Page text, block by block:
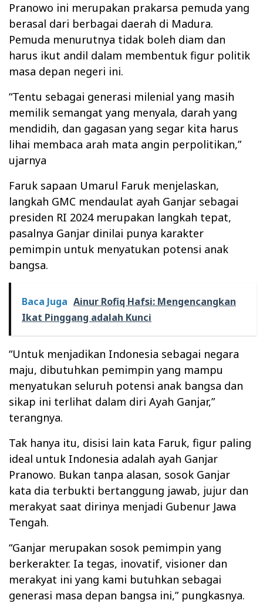
Pranowo ini merupakan prakarsa pemuda yang
berasal dari berbagai daerah di Madura.
Pemuda menurutnya tidak boleh diam dan
harus ikut andil dalam membentuk figur politik
masa depan negeri ini.
“Tentu sebagai generasi milenial yang masih
memilik semangat yang menyala, darah yang
mendidih, dan gagasan yang segar kita harus
lihai membaca arah mata angin perpolitikan,”
ujarnya
Faruk sapaan Umarul Faruk menjelaskan,
langkah GMC mendaulat ayah Ganjar sebagai
presiden RI 2024 merupakan langkah tepat,
pasalnya Ganjar dinilai punya karakter
pemimpin untuk menyatukan potensi anak
bangsa.
Baca Juga Ainur Rofiq Hafsi: Mengencangkan
Ikat Pinggang adalah Kunci
“Untuk menjadikan Indonesia sebagai negara
maju, dibutuhkan pemimpin yang mampu
menyatukan seluruh potensi anak bangsa dan
sikap ini terlihat dalam diri Ayah Ganjar,”
terangnya.
Tak hanya itu, disisi lain kata Faruk, figur paling
ideal untuk Indonesia adalah ayah Ganjar
Pranowo. Bukan tanpa alasan, sosok Ganjar
kata dia terbukti bertanggung jawab, jujur dan
merakyat saat dirinya menjadi Gubenur Jawa
Tengah.
“Ganjar merupakan sosok pemimpin yang
berkerakter. Ia tegas, inovatif, visioner dan
merakyat ini yang kami butuhkan sebagai
generasi masa depan bangsa ini,” pungkasnya.